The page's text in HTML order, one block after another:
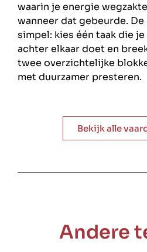
waarin je energie
wanneer dat gebeurde.
simpel: kies één taak die
achter elkaar doet en
twee overzichtelijke
met duurzamer presteren.
Bekijk alle
Andere